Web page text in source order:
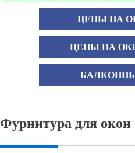
ЦЕНЫ НА
ЦЕНЫ НА
Фурнитура для окон